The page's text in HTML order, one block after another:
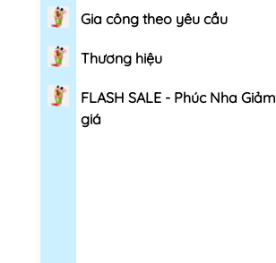
Gia công theo yêu cầu
Thương hiệu
FLASH SALE - Phúc Nha Giảm
giá